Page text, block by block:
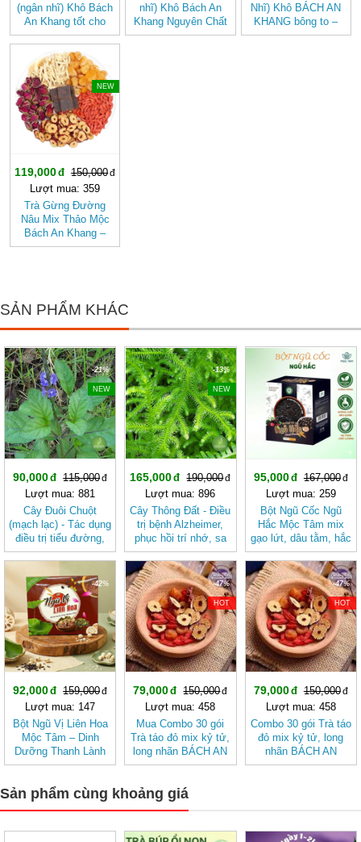
(ngân nhĩ) Khô Bách
An Khang tốt cho
sức khỏe
nhĩ) Khô Bách An
Khang Nguyên Chất
Nhĩ) Khô BÁCH AN
KHANG bông to –
Dưỡng Nhan, Nấu
-20%
NEW
119,000
150,000
Lượt mua: 359
Trà Gừng Đường
Nâu Mix Thảo Mộc
Bách An Khang –
Thơm Ấm Tự Nhiên,
SẢN PHẨM KHÁC
-21%
NEW
90,000
115,000
Lượt mua: 881
Cây Đuôi Chuột
(mạch lạc) - Tác dụng
điều trị tiểu đường,
ho, viêm tiết niệu
JD191 cayduoichuot
-13%
NEW
165,000
190,000
Lượt mua: 896
Cây Thông Đất - Điều
trị bệnh Alzheimer,
phục hồi trí nhớ, sa
sút trí tuệ JD192
caythongdat
95,000
167,000
Lượt mua: 259
Bột Ngũ Cốc Ngũ
Hắc Mộc Tâm mix
gạo lứt, dâu tằm, hắc
kỷ tử, mè đen, đậu
đen
-42%
92,000
159,000
Lượt mua: 147
Bột Ngũ Vị Liên Hoa
Mộc Tâm – Dinh
Dưỡng Thanh Lành
Từ Gạo Lứt Và Hạt
-47%
HOT
79,000
150,000
Lượt mua: 458
Mua Combo 30 gói
Trà táo đỏ mix kỷ tử,
long nhãn BÁCH AN
KHANG - Trà Thảo
-47%
HOT
79,000
150,000
Lượt mua: 458
Combo 30 gói Trà táo
đỏ mix kỷ tử, long
nhãn BÁCH AN
KHANG
Sản phẩm cùng khoảng giá